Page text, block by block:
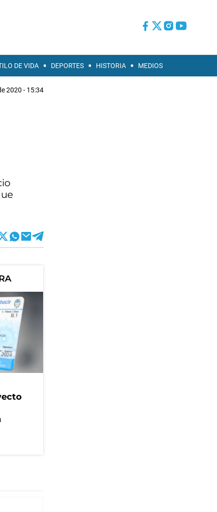
DE VIDA DEPORTES HISTORIA MEDIOS
2020 - 15:34